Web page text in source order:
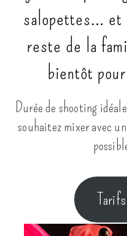
salopettes… et
reste de la
bientôt
Durée de shooting
souhaitez mixer avec